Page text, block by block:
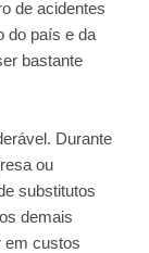
de acidentes
do país e da
bastante
Durante
ou
substitutos
demais
em custos